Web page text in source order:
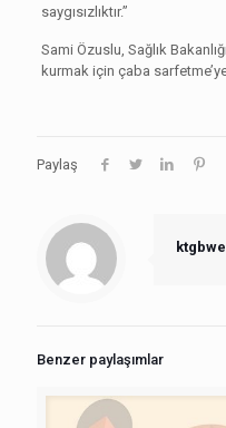
saygısızlıktır.”
Sami Özuslu, Sağlık
kurmak için çaba sarfetme’ye
Paylaş
Benzer paylaşımlar